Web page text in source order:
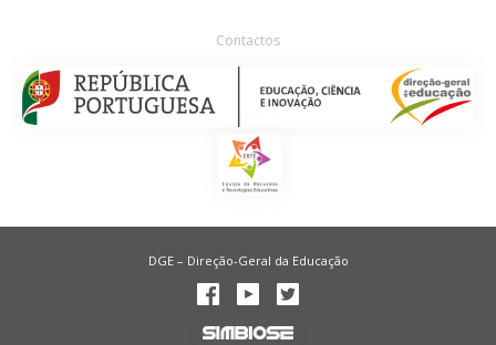
Contactos
DGE – Direção-Geral da Educação